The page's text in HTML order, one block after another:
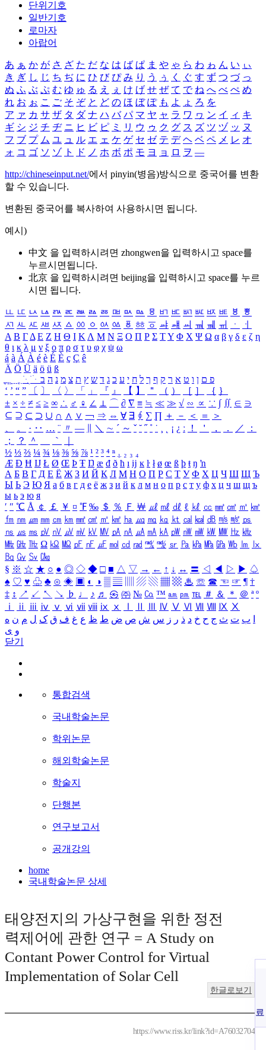
단위기호
일반기호
로마자
아랍어
あ ぁ か が さ ざ た だ な は ば ぱ ま や ゃ ら わ ゎ ん い ぃ
き ぎ し じ ち ぢ に ひ び ぴ み り う ぅ く ぐ す ず つ づ っ
ぬ ふ ぶ ぷ む ゆ ゅ る え ぇ け げ せ ぜ て で ね へ べ ぺ め
れ お ぉ こ ご そ ぞ と ど の ほ ぼ ぽ も よ ょ ろ を
ア ァ カ サ ザ タ ダ ナ ハ バ パ マ ヤ ャ ラ ワ ヮ ン イ ィ キ
ギ シ ジ チ ヂ ニ ヒ ビ ピ ミ リ ウ ゥ ク グ ス ズ ツ ヅ ッ ヌ
フ ブ プ ム ユ ュ ル エ ェ ケ ゲ セ ゼ テ デ ヘ ベ ペ メ レ オ
ォ コ ゴ ソ ゾ ト ド ノ ホ ボ ポ モ ヨ ョ ロ ヲ ―
http://chineseinput.net/에서 pinyin(병음)방식으로 중국어를 변환
할 수 있습니다.
변환된 중국어를 복사하여 사용하시면 됩니다.
예시)
中文 을 입력하시려면 zhongwen을 입력하시고 space를
누르시면됩니다.
北京 을 입력하시려면 beijing을 입력하시고 space를 누르
시면 됩니다.
ㅥ ㅦ ㅧ ㅨ ㅩ ㅪ ㅫ ㅬ ㅭ ㅮ ㅯ ㅰ ㅱ ㅲ ㅳ ㅴ ㅵ ㅶ ㅷ ㅸ
ㅹ
ㅺ ㅻ ㅼ ㅽ ㅾ ㅿ ㆀ ㆁ ㆂ ㆃ ㆄ ㆅ ㆆ ㆇ ㆈ ㆉ ㆊ ㆋ ㆌ ㆍ
ㆎ
Α Β ΓΔ Ε Ζ Η Θ Ι ΚΛ Μ Ν Ξ Ο Π Ρ Σ ΤΥ Φ Χ Ψ Ω α β γ δ ε ζ η
θ ι κ λ μ ν ξ ο π ρ σ τ υ φ χ ψ ω
á à Á À é è É È ç Ç ê
Ä Ö Ü ä ö ü ß
ִֶֹ ֻּ ׁׂ פ ם ן ו ט א ר ק ף ך ל ח י ע כ ג ד ש ץ ת צ מ נ ה ב
‘ ’ “ ” 〔 〕 〈 〉 「 」 『 』 【 】 ＂ （ ） ［ ］ ｛ ｝
± × ÷ ≠ ≤ ≥ ∞ ∴ ♂ ♀ ∠ ⊥ ⌒ ∂ ∇ ≡ ≒ ≪ ≫ √ ∽ ∝ ∵ ∫ ∬ ∈ ∋
⊆ ⊇ ⊂ ⊃ ∪ ∩ ∧ ∨ ￢ ⇒ ⇔ ∀ ∃ ∮ ∑ ∏ ＋ － ＜ ＝
＞
、
。 · ‥ … ¨ 〃 ― ＼ ∼ ´ ～ ˇ ˘ ˝ ˚ ˙ ¸ ¡ ¿ ː ！ ＇ ， ． ／
：
；
？ ＾ ｀
½ ⅓ ⅔ ¼ ¾ ⅛ ⅜ ⅝ ⅞ ¹ ² ³ ⁴ ⁿ ₁ ₂ ₃ ₄
Æ Ð Ħ Ĳ Ł Ø Œ Þ Ŧ Ŋ æ đ ð ħ ı ĳ ĸ ŀ ł ø œ ß þ ŧ ŋ ŉ
А Б В Г Д Е Ё Ж З И Й К Л М Н О П Р С Т У Ф Х Ц Ч Ш Щ Ъ
Ы Ь Э Ю Я а б в г д е ё ж з и й к л м н о п р с т у ф х ц ч ш щ ъ
ы ь э ю я
′ ″ ℃ Å ￠ ￡ ￥ ¤ ℉ ‰ ＄ ％ Ｆ ￦ ㎕ ㎖ ㎗ ℓ ㎘ ㏄ ㎣ ㎤ ㎥ ㎦
㎙ ㎚ ㎛ ㎜ ㎝ ㎞ ㎟ ㎠ ㎡ ㎢ ㏊ ㎍ ㎎ ㎏ ㏏ ㎈ ㎉ ㏈ ㎧ ㎨ ㎰
㎱ ㎲ ㎳ ㎴ ㎵ ㎶ ㎷ ㎸ ㎹ ㎀ ㎁ ㎂ ㎃ ㎄ ㎺ ㎻ ㎽ ㎾ ㎿ ㎐ ㎑
㎒ ㎓ ㎔ Ω ㏀ ㏁ ㎊ ㎋ ㎌ ㏖ ㏅ ㎭ ㎮ ㎯ ㏛ ㎩ ㎪ ㎫ ㎬ ㏝ ㏐
㏓
㏃ ㏉ ㏜ ㏆
§ ※ ☆ ★ ○ ● ◎ ◇ ◆ □ ■ △ ▽ → ← ↑ ↓ ↔ 〓 ◁ ◀ ▷ ▶ ♤
♠ ♡ ♥ ♧ ♣ ⊙ ◈ ▣ ◐ ◑ ▒ ▤ ▨ ▧ ▦ ▩ ♨ ☏ ☎ ☜ ☞ ¶ †
‡ ↕ ↗ ↙ ↖ ↘ ♭ ♩ ♪ ♬ ㉿ ㈜ № ㏇ ™ ㏂ ㏘ ℡ ＃ ＆ ＊ ＠ ª º
ⅰ
ⅱ ⅲ ⅳ ⅴ ⅵ ⅶ ⅷ ⅸ ⅹ Ⅳ Ⅴ Ⅵ Ⅶ Ⅷ Ⅸ Ⅹ
ب ت ث ج ح خ د ذ ر ز س ش ص ض ط ظ ع غ ف ق ک ل م ن ه
و ی
닫기
통합검색
국내학술논문
학위논문
해외학술논문
학술지
단행본
연구보고서
공개강의
home
국내학술논문 상세
태양전지의 가상구현을 위한 정전
력제어에 관한 연구 = A Study on
Contant Power Control for Virtual
Implementation of Solar Cell
한글로보기
https://www.riss.kr/link?id=A76032704
료